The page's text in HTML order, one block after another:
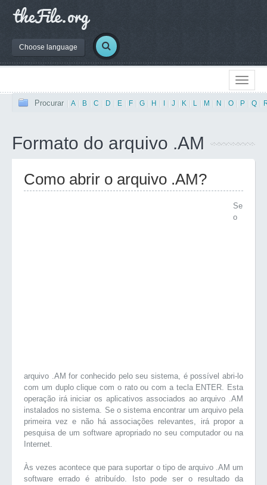
Choose language
Procurar A B C D E F G H J K L M N O P Q
Formato do arquivo .AM
Como abrir o arquivo .AM?
Se
o
arquivo .AM for conhecido pelo seu sistema, é possível abri-lo
com um duplo clique com o rato ou com a tecla ENTER. Esta
operação irá iniciar os aplicativos associados ao arquivo .AM
instalados no sistema. Se o sistema encontrar um arquivo pela
primeira vez e não há associações relevantes, irá propor a
pesquisa de um software apropriado no seu computador ou na
Internet.
Às vezes acontece que para suportar o tipo de arquivo .AM um
software errado é atribuído. Isto pode ser o resultado da